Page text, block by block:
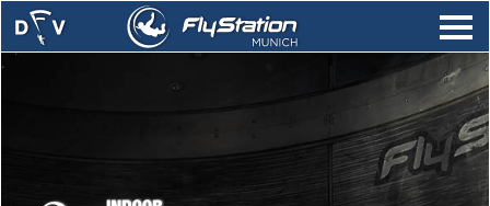
.